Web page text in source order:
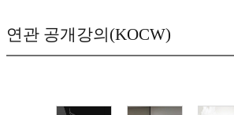
연관 공개강의(KOCW)